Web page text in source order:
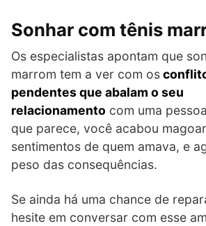
Sonhar com tênis
Os especialistas apontam que
marrom tem a ver com os
pendentes que abalam o seu
relacionamento com uma
que parece, você acabou
sentimentos de quem amava, e
peso das consequências.
Se ainda há uma chance de
hesite em conversar com esse